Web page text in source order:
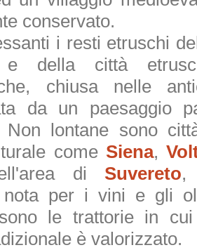
conservato.
i resti etruschi
della città
chiusa nelle
da un paesaggio
Non lontane sono
come Siena,
di Suvereto,
nota per i vini e gli
le trattorie in
è valorizzato.